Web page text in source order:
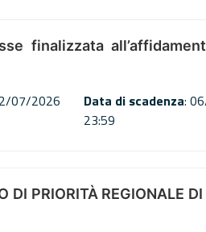
finalizzata
07/2026
Data di scadenza:
23:59
DI PRIORITÀ REGIONALE